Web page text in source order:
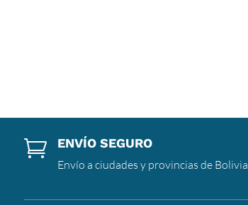
 ENVÍO SEGURO
Envío a ciudades y provincias de Bolivia